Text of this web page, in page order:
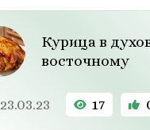
Курица в
восточному
23.03.23 17